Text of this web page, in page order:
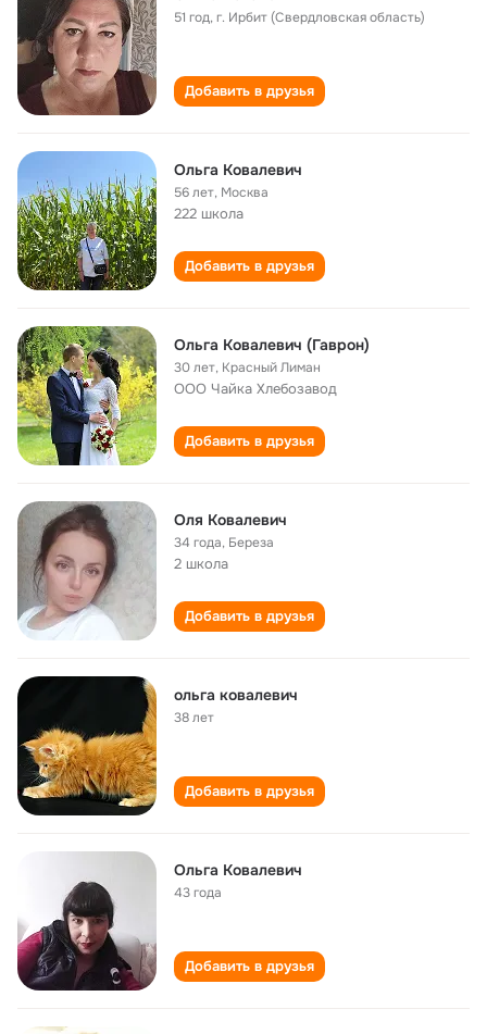
51 год,г. Ирбит (Свердловская область)
Добавить в друзья
Ольга Ковалевич
56 лет, Москва
222 школа
Добавить в друзья
Ольга Ковалевич (Гаврон)
30 лет, Красный Лиман
ООО Чайка Хлебозавод
Добавить в друзья
Оля Ковалевич
34 года, Береза
2 школа
Добавить в друзья
ольга ковалевич
38 лет
Добавить в друзья
Ольга Ковалевич
43 года
Добавить в друзья